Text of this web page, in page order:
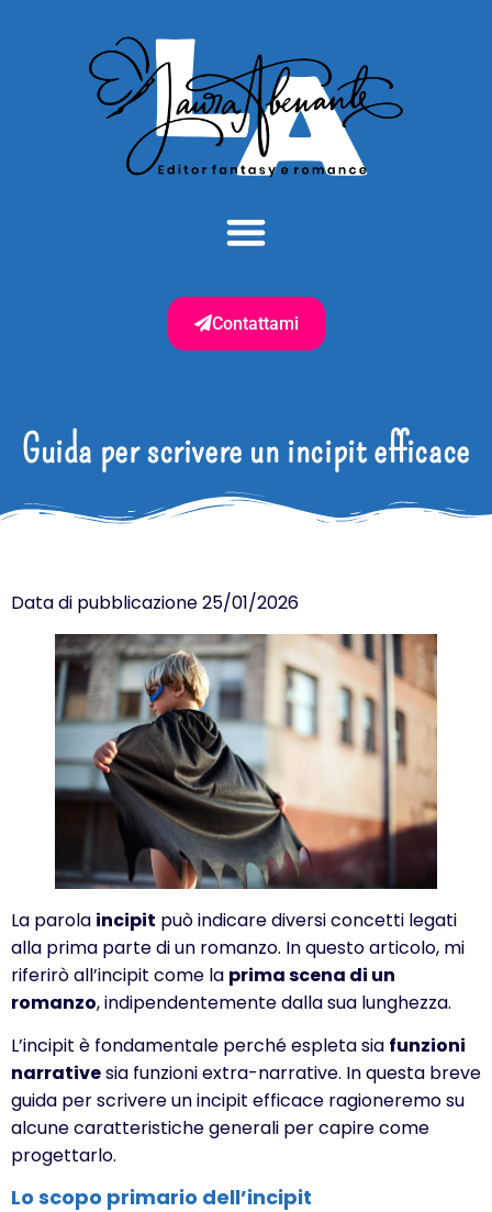
Contattami
Guida per scrivere un incipit efficace
Data di pubblicazione 25/01/2026
La parola incipit può indicare diversi concetti legati
alla prima parte di un romanzo. In questo articolo, mi
riferirò all’incipit come la prima scena di un
romanzo, indipendentemente dalla sua lunghezza.
L’incipit è fondamentale perché espleta sia funzioni
narrativesia funzioni extra-narrative. In questa breve
guida per scrivere un incipit efficace ragioneremo su
alcune caratteristiche generali per capire come
progettarlo.
Lo scopo primario dell’incipit